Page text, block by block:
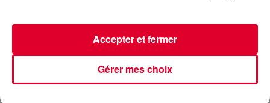
Gérer mes choix
Accepter et fermer